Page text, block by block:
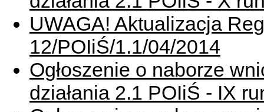
UWAGA! Aktualizacja
12/POIiŚ/1.1/04/2014
Ogłoszenie o naborze
działania 2.1 POIiŚ - IX